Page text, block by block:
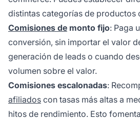
distintas categorías de productos
Comisiones de monto fijo: Paga
conversión, sin importar el valor
generación de leads o cuando
volumen sobre el valor.
Comisiones escalonadas:
afiliados con tasas más altas a
hitos de rendimiento. Esto